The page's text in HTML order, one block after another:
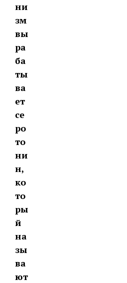
ни
зм
вы
ра
ба
ты
ва
ет
се
ро
то
ни
н,
ко
то
ры
й
на
зы
ва
ют